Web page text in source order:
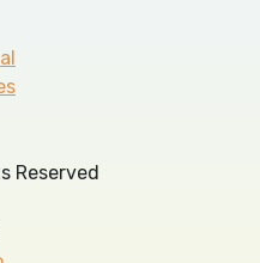
Reserved